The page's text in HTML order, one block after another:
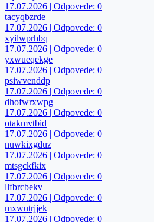
17.07.2026 | Odpovede: 0
tacyqbzrde
17.07.2026 | Odpovede: 0
xyilwprhbq
17.07.2026 | Odpovede: 0
yxwueqekge
17.07.2026 | Odpovede: 0
psiwvenddp
17.07.2026 | Odpovede: 0
dhofwrxwpg
17.07.2026 | Odpovede: 0
otakmvtbid
17.07.2026 | Odpovede: 0
nuwkixgduz
17.07.2026 | Odpovede: 0
mtsgckfkix
17.07.2026 | Odpovede: 0
llfbrcbekv
17.07.2026 | Odpovede: 0
mxwutrjjek
17.07.2026 | Odpovede: 0